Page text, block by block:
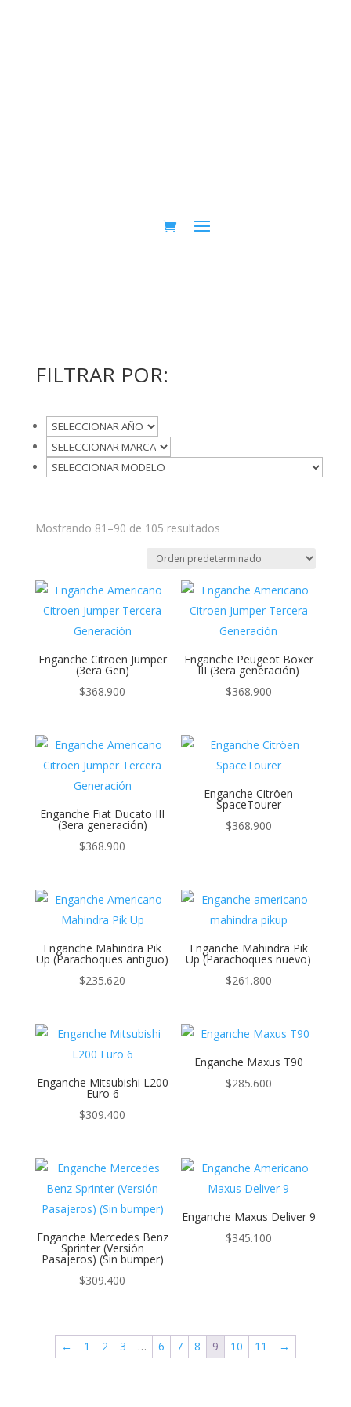
FILTRAR POR:
Mostrando 81–90 de 105 resultados
Enganche Citroen Jumper
(3era Gen)
$368.900
Enganche Peugeot Boxer
III (3era generación)
$368.900
Enganche Fiat Ducato III
(3era generación)
$368.900
Enganche Citröen
SpaceTourer
$368.900
Enganche Mahindra Pik
Up (Parachoques antiguo)
$235.620
Enganche Mahindra Pik
Up (Parachoques nuevo)
$261.800
Enganche Mitsubishi L200
Euro 6
$309.400
Enganche Maxus T90
$285.600
Enganche Mercedes Benz
Sprinter (Versión
Pasajeros) (Sin bumper)
$309.400
Enganche Maxus Deliver 9
$345.100
← 1 2 3 … 6 7 8 9 10 11 →